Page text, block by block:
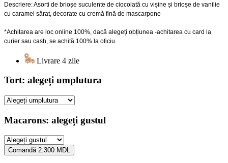
Descriere: Asorti de brioșe suculente de ciocolată cu vișine și brioșe de vanilie
cu caramel sărat, decorate cu cremă fină de mascarpone
*Achitarea are loc online 100%, dacă alegeți obțiunea -achitarea cu card la
curier sau cash, se achită 100% la oficiu.
Livrare 4 zile
Tort: alegeți umplutura
Macarons: alegeți gustul
Comandă 2.300 MDL